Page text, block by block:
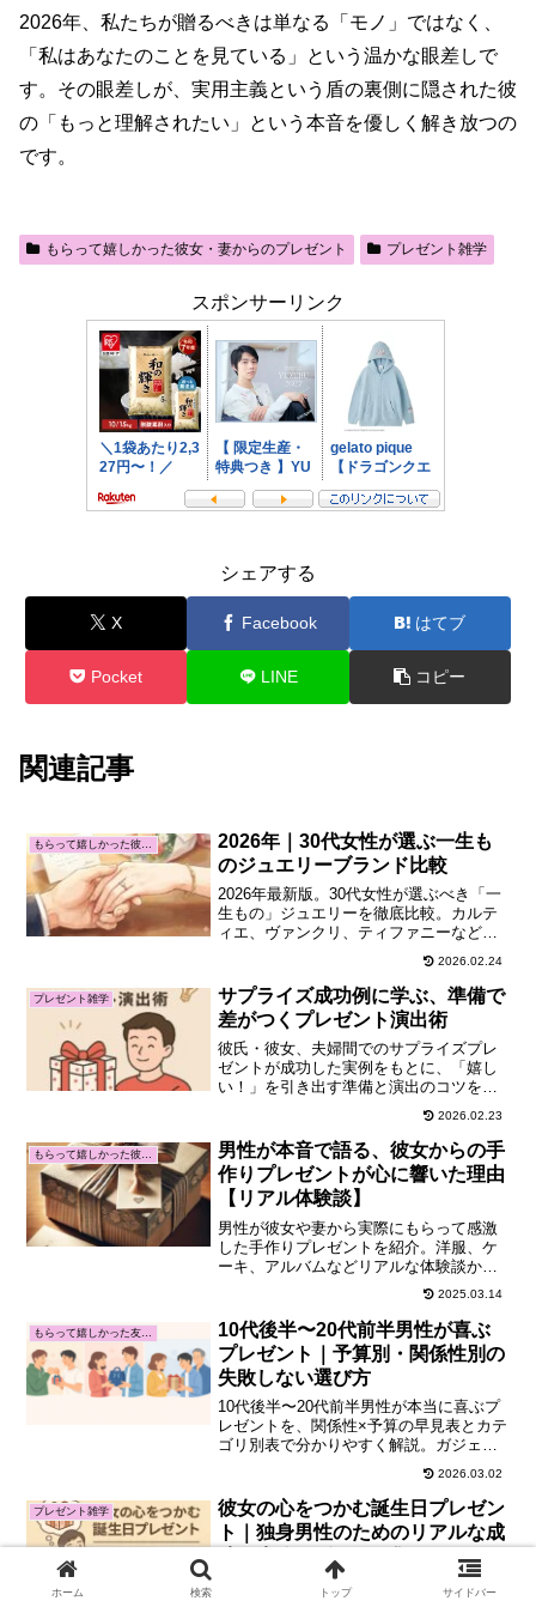
2026年、私たちが贈るべきは単なる「モノ」ではなく、
「私はあなたのことを見ている」という温かな眼差しで
す。その眼差しが、実用主義という盾の裏側に隠された彼
の「もっと理解されたい」という本音を優しく解き放つの
です。
もらって嬉しかった彼女・妻からのプレゼント プレゼント雑学
スポンサーリンク
シェアする
X Facebook はてブ
Pocket LINE コピー
関連記事
2026年｜30代女性が選ぶ一生も
のジュエリーブランド比較
2026年最新版。30代女性が選ぶべき「一
生もの」ジュエリーを徹底比較。カルテ
ィエ、ヴァンクリ、ティファニーなど、
資産価値と情緒的魅力を兼ね備えたハイ
ジュエリーの選び方を、最新トレンドや
リアルな体験談を交えて詳しく解説しま
す。
2026.02.24
プレゼント雑学
サプライズ成功例に学ぶ、準備で
差がつくプレゼント演出術
彼氏・彼女、夫婦間でのサプライズプレ
ゼントが成功した実例をもとに、「嬉し
い！」を引き出す準備と演出のコツを紹
介。感動と笑顔を生む秘訣が詰まった一
2026.02.23
男性が本音で語る、彼女からの手
作りプレゼントが心に響いた理由
【リアル体験談】
男性が彼女や妻から実際にもらって感激
した手作りプレゼントを紹介。洋服、ケ
ーキ、アルバムなどリアルな体験談か
ら、手作りが心に響く心理的な理由を紐
2025.03.14
10代後半〜20代前半男性が喜ぶ
プレゼント｜予算別・関係性別の
失敗しない選び方
10代後半〜20代前半男性が本当に喜ぶプ
レゼントを、関係性×予算の早見表とカテ
ゴリ別表で分かりやすく解説。ガジェッ
ト、革小物、セルフケア、消えもの、ギ
フトカードまで“外さない選び方”とNG
例、渡し方のコツもまとめました。
2026.03.02
プレゼント雑学
彼女の心をつかむ誕生日プレゼン
ト｜独身男性のためのリアルな成
功＆失敗エピソード集
彼女への誕生日プレゼントに悩むあなた
ホーム 検索 トップ サイドバー